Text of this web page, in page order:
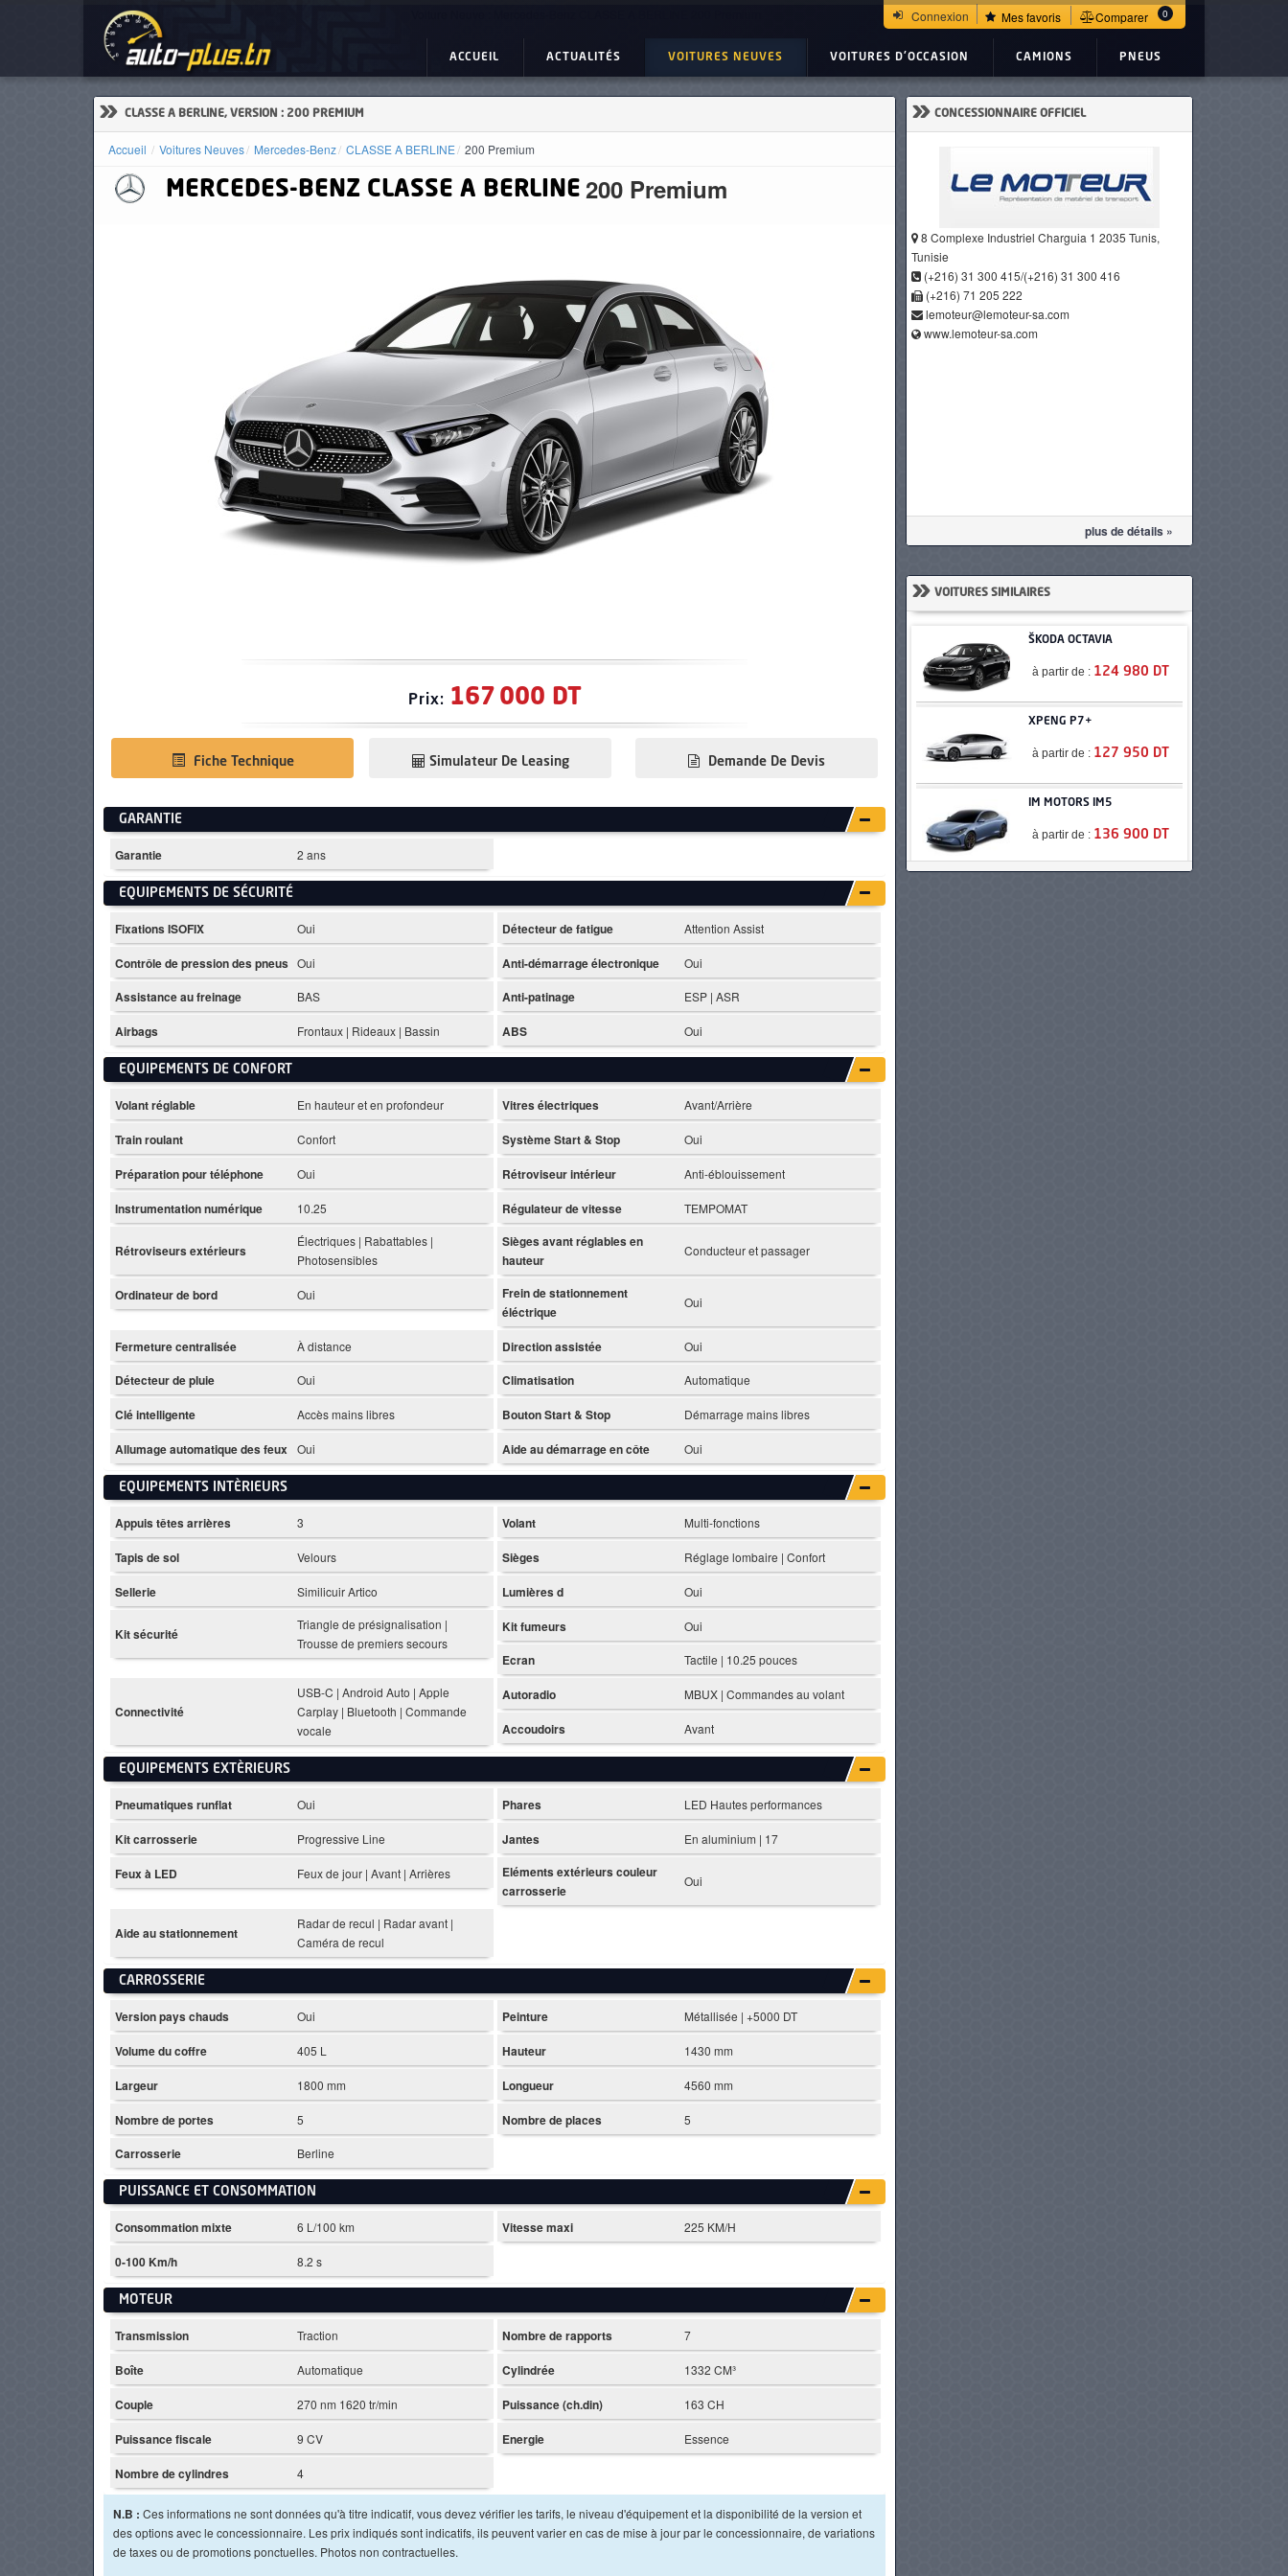
Connexion Mes favoris Comparer 0
ACCUEIL ACTUALITÉS VOITURES NEUVES VOITURES D'OCCASION CAMIONS PNEUS
» CLASSE A BERLINE, VERSION : 200 PREMIUM
Accueil Voitures Neuves Mercedes-Benz CLASSE A BERLINE 200 Premium
MERCEDES-BENZ CLASSE A BERLINE 200 Premium
Prix: 167 000 DT
Fiche Technique Demande De Devis
Simulateur De Leasing
GARANTIE
Garantie 2 ans
EQUIPEMENTS DE SÉCURITÉ
Fixations ISOFIX Oui Détecteur de fatigue Attention Assist
Contrôle de pression des pneus Oui Anti-démarrage électronique Oui
Assistance au freinage BAS Anti-patinage ESP | ASR
Airbags Frontaux | Rideaux | Bassin ABS Oui
EQUIPEMENTS DE CONFORT
Volant réglable En hauteur et en profondeur Vitres électriques Avant/Arrière
Train roulant Confort Système Start & Stop Oui
Préparation pour téléphone Oui Rétroviseur intérieur Anti-éblouissement
Instrumentation numérique 10.25 Régulateur de vitesse TEMPOMAT
Rétroviseurs extérieurs
Électriques | Rabattables |
Photosensibles
Sièges avant réglables en
hauteur
Conducteur et passager
Ordinateur de bord Oui
Frein de stationnement
éléctrique
Oui
Fermeture centralisée À distance Direction assistée Oui
Détecteur de pluie Oui Climatisation Automatique
Clé intelligente Accès mains libres Bouton Start & Stop Démarrage mains libres
Allumage automatique des feux Oui Aide au démarrage en côte Oui
EQUIPEMENTS INTÈRIEURS
Appuis têtes arrières 3 Volant Multi-fonctions
Tapis de sol Velours Sièges Réglage lombaire | Confort
Sellerie Similicuir Artico Lumières d Oui
Kit sécurité
Triangle de présignalisation |
Trousse de premiers secours
Kit fumeurs Oui
Ecran Tactile | 10.25 pouces
Connectivité
USB-C | Android Auto | Apple
Carplay | Bluetooth | Commande
vocale
Autoradio MBUX | Commandes au volant
Accoudoirs Avant
EQUIPEMENTS EXTÈRIEURS
Pneumatiques runflat Oui Phares LED Hautes performances
Kit carrosserie Progressive Line Jantes En aluminium | 17
Feux à LED Feux de jour | Avant | Arrières
Eléments extérieurs couleur
carrosserie
Oui
Aide au stationnement
Radar de recul | Radar avant |
Caméra de recul
CARROSSERIE
Version pays chauds Oui Peinture Métallisée | +5000 DT
Volume du coffre 405 L Hauteur 1430 mm
Largeur 1800 mm Longueur 4560 mm
Nombre de portes 5 Nombre de places 5
Carrosserie Berline
PUISSANCE ET CONSOMMATION
Consommation mixte 6 L/100 km Vitesse maxi 225 KM/H
0-100 Km/h 8.2 s
MOTEUR
Transmission Traction Nombre de rapports 7
Boîte Automatique Cylindrée 1332 CM³
Couple 270 nm 1620 tr/min Puissance (ch.din) 163 CH
Puissance fiscale 9 CV Energie Essence
Nombre de cylindres 4
N.B : Ces informations ne sont données qu'à titre indicatif, vous devez vérifier les tarifs, le niveau d'équipement et la disponibilité de la version et
des options avec le concessionnaire. Les prix indiqués sont indicatifs, ils peuvent varier en cas de mise à jour par le concessionnaire, de variations
de taxes ou de promotions ponctuelles. Photos non contractuelles.
» CONCESSIONNAIRE OFFICIEL
8 Complexe Industriel Charguia 1 2035 Tunis,
Tunisie
(+216) 31 300 415/(+216) 31 300 416
(+216) 71 205 222
lemoteur@lemoteur-sa.com
www.lemoteur-sa.com
plus de détails »
» VOITURES SIMILAIRES
ŠKODA OCTAVIA
à partir de : 124 980 DT
XPENG P7+
à partir de : 127 950 DT
IM MOTORS IM5
à partir de : 136 900 DT
ACTUALITÉS